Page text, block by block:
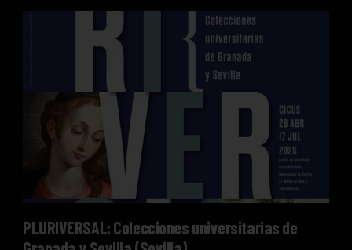
PLURIVERSAL: Colecciones universitarias de
PLURIVERSAL: Colecciones universitarias de